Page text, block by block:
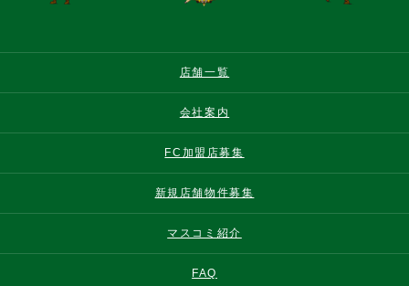
店舗一覧
会社案内
FC加盟店募集
新規店舗物件募集
マスコミ紹介
FAQ